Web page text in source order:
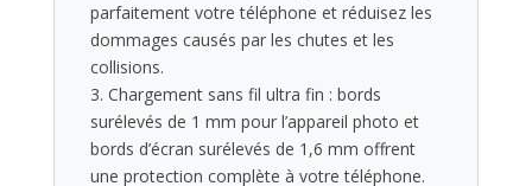
parfaitement votre téléphone et réduisez les
dommages causés par les chutes et les
collisions.
3. Chargement sans fil ultra fin : bords
surélevés de 1 mm pour l’appareil photo et
bords d’écran surélevés de 1,6 mm offrent
une protection complète à votre téléphone.